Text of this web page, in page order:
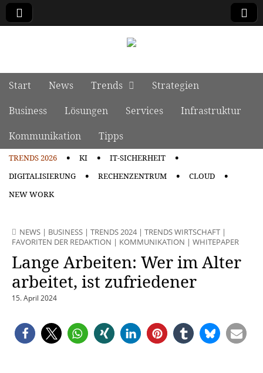
Main menu
Skip to content
Start News Trends
Strategien
Business
Lösungen Services
Infrastruktur
Kommunikation
Tipps
TRENDS 2026 KI
IT-SICHERHEIT
DIGITALISIERUNG
RECHENZENTRUM
CLOUD
NEW WORK
NEWS | BUSINESS | TRENDS 2024| TRENDS WIRTSCHAFT |
FAVORITEN DER REDAKTION | KOMMUNIKATION | WHITEPAPER
Lange Arbeiten: Wer im Alter
arbeitet, ist zufriedener
15. April 2024